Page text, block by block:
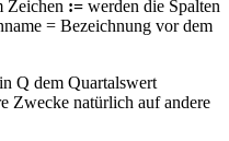
Zeichen := werden die Spalten
= Bezeichnung vor dem
Q dem Quartalswert
Zwecke natürlich auf andere